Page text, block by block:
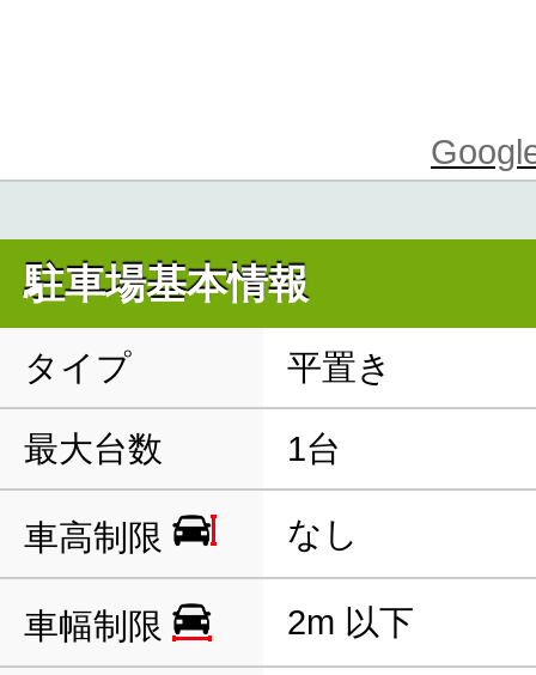
駐車場基本情報
タイプ 平置き
最大台数 1台
車高制限 なし
車幅制限 2m 以下